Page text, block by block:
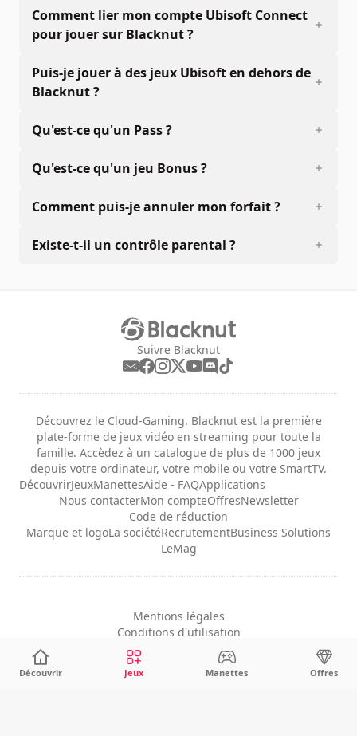
Comment lier mon compte Ubisoft Connect
pour jouer sur Blacknut ?
Puis-je jouer à des jeux Ubisoft en dehors de
Blacknut ?
Qu'est-ce qu'un Pass ?
Qu'est-ce qu'un jeu Bonus ?
Comment puis-je annuler mon forfait ?
Existe-t-il un contrôle parental ?
Suivre Blacknut
Découvrez le Cloud-Gaming. Blacknut est la première
plate-forme de jeux vidéo en streaming pour toute la
famille. Accèdez à un catalogue de plus de 1000 jeux
depuis votre ordinateur, votre mobile ou votre SmartTV.
DécouvrirJeuxManettesAide - FAQApplications
Nous contacterMon compteOffresNewsletter
Code de réduction
Marque et logoLa sociétéRecrutementBusiness Solutions
LeMag
Mentions légales
Conditions d'utilisation
Confidentialité
Configuration des cookies
Découvrir Jeux Manettes Offres